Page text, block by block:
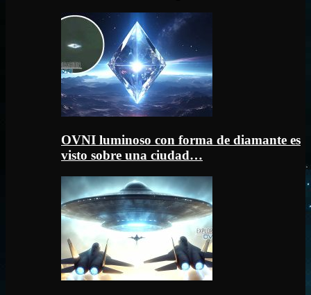
OVNI luminoso con forma de diamante es
visto sobre una ciudad…